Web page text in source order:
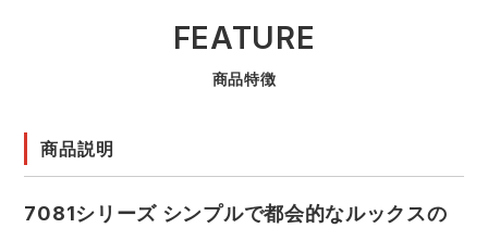
FEATURE
商品特徴
商品説明
7081シリーズ シンプルで都会的なルックスの